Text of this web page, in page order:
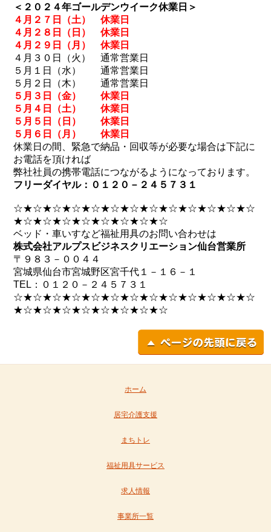
＜２０２４年ゴールデンウイーク休業日＞
４月２７日（土） 休業日
４月２８日（日） 休業日
４月２９日（月） 休業日
４月３０日（火） 通常営業日
５月１日（水） 通常営業日
５月２日（木） 通常営業日
５月３日（金） 休業日
５月４日（土） 休業日
５月５日（日） 休業日
５月６日（月） 休業日
休業日の間、緊急で納品・回収等が必要な場合は下記に
お電話を頂ければ
弊社社員の携帯電話につながるようになっております。
フリーダイヤル：０１２０－２４５７３１
☆★☆★☆★☆★☆★☆★☆★☆★☆★☆★☆★☆★☆
★☆★☆★☆★☆★☆★☆★☆★☆
ベッド・車いすなど福祉用具のお問い合わせは
株式会社アルプスビジネスクリエーション仙台営業所
〒９８３－００４４
宮城県仙台市宮城野区宮千代１－１６－１
TEL：０１２０－２４５７３１
☆★☆★☆★☆★☆★☆★☆★☆★☆★☆★☆★☆★☆
★☆★☆★☆★☆★☆★☆★☆★☆
ホーム
居宅介護支援
まちトレ
福祉用具サービス
求人情報
事業所一覧